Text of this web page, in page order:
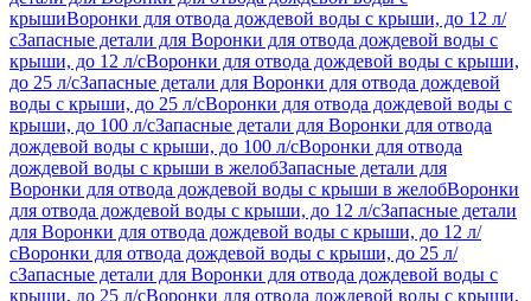
крышиВоронки для отвода дождевой воды с крыши, до 12 л/
сЗапасные детали для Воронки для отвода дождевой воды с
крыши, до 12 л/сВоронки для отвода дождевой воды с крыши,
до 25 л/сЗапасные детали для Воронки для отвода дождевой
воды с крыши, до 25 л/сВоронки для отвода дождевой воды с
крыши, до 100 л/сЗапасные детали для Воронки для отвода
дождевой воды с крыши, до 100 л/сВоронки для отвода
дождевой воды с крыши в желобЗапасные детали для
Воронки для отвода дождевой воды с крыши в желобВоронки
для отвода дождевой воды с крыши, до 12 л/сЗапасные детали
для Воронки для отвода дождевой воды с крыши, до 12 л/
сВоронки для отвода дождевой воды с крыши, до 25 л/
сЗапасные детали для Воронки для отвода дождевой воды с
крыши, до 25 л/сВоронки для отвода дождевой воды с крыши,